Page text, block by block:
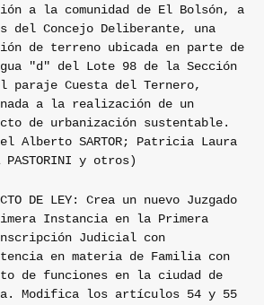
a la comunidad de El Bolsón, a
del Concejo Deliberante, una
de terreno ubicada en parte de
"d" del Lote 98 de la Sección
paraje Cuesta del Ternero,
a la realización de un
de urbanización sustentable.
Alberto SARTOR; Patricia Laura
PASTORINI y otros)
DE LEY: Crea un nuevo Juzgado
Instancia en la Primera
Judicial con
en materia de Familia con
de funciones en la ciudad de
Modifica los artículos 54 y 55